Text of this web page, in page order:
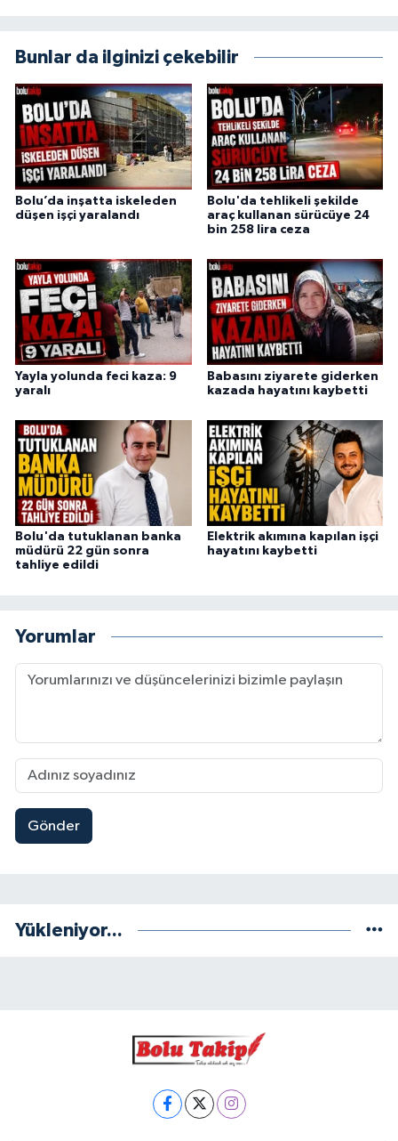
Bunlar da ilginizi çekebilir
Bolu’da inşatta iskeleden
düşen işçi yaralandı
Bolu'da tehlikeli şekilde
araç kullanan sürücüye 24
bin 258 lira ceza
Yayla yolunda feci kaza: 9
yaralı
Babasını ziyarete giderken
kazada hayatını kaybetti
Bolu'da tutuklanan banka
müdürü 22 gün sonra
tahliye edildi
Elektrik akımına kapılan işçi
hayatını kaybetti
Yorumlar
Gönder
Yükleniyor...